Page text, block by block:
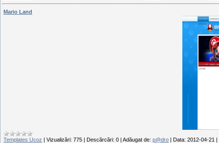
Mario Land
Templates Ucoz | Vizualizări: 775 | Descărcări: 0 | Adăugat de: p@dro | Data: 2012-04-21 |